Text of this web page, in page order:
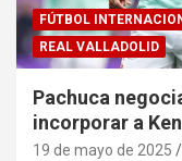
FÚTBOL
REAL VALLADOLID
Pachuca
incorporar a
19 de mayo de 2025